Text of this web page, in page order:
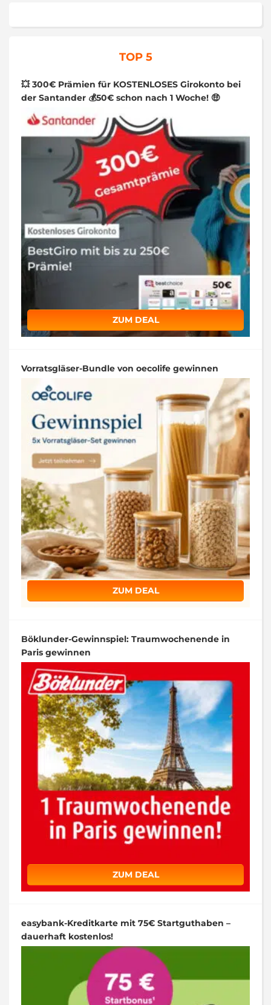
TOP 5
💥 300€ Prämien für KOSTENLOSES Girokonto bei
der Santander 💰50€ schon nach 1 Woche! 🤑
ZUM DEAL
Vorratsgläser-Bundle von oecolife gewinnen
ZUM DEAL
Böklunder-Gewinnspiel: Traumwochenende in
Paris gewinnen
ZUM DEAL
easybank-Kreditkarte mit 75€ Startguthaben –
dauerhaft kostenlos!